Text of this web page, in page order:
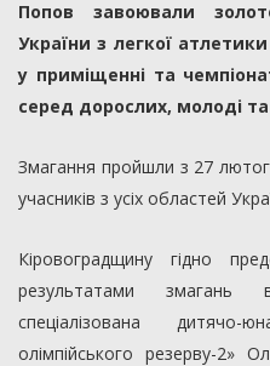
Попов завоювали
України з легкої
у приміщенні та
серед дорослих, молоді та
Змагання пройшли з 27
учасників з усіх областей
Кіровоградщину гідно
результатами змагань
спеціалізована
олімпійського резерву-2»